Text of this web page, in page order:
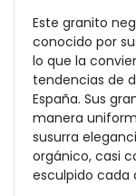
Este granito
conocido por
lo que la
tendencias de
España. Sus
manera
susurra
orgánico, casi
esculpido cada